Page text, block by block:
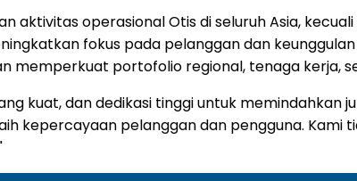
aktivitas operasional Otis di seluruh Asia,
fokus pada pelanggan dan
memperkuat portofolio regional, tenaga kerja,
kuat, dan dedikasi tinggi untuk memindahkan
kepercayaan pelanggan dan pengguna.